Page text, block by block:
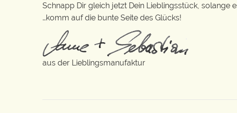
Schnapp Dir gleich jetzt Dein Lieblingsstück, solange
…komm auf die bunte Seite des Glücks!
aus der Lieblingsmanufaktur